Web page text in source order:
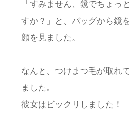
「すみません、鏡でちょっ
すか？」と、バッグから鏡
顔を見ました。
なんと、つけまつ毛が取れ
ました。
彼女はビックリしました！